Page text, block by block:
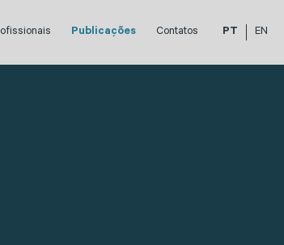
Publicações Contatos PT EN